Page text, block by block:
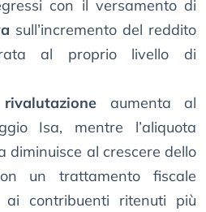
con il versamento di
sull’incremento del reddito
al proprio livello di
aumenta al
Isa, mentre l’aliquota
diminuisce al crescere dello
un trattamento fiscale
ai contribuenti ritenuti più